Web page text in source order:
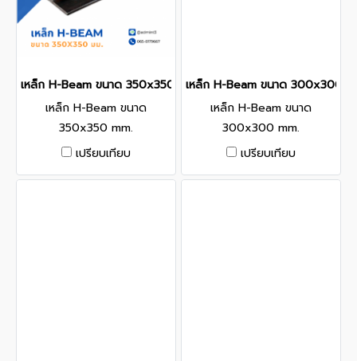
เหล็ก H-Beam ขนาด 350x350 mm.
เหล็ก H-Beam ขนาด
350x350 mm.
เปรียบเทียบ
เหล็ก H-Beam ขนาด 300x300
เหล็ก H-Beam ขนาด
300x300 mm.
เปรียบเทียบ